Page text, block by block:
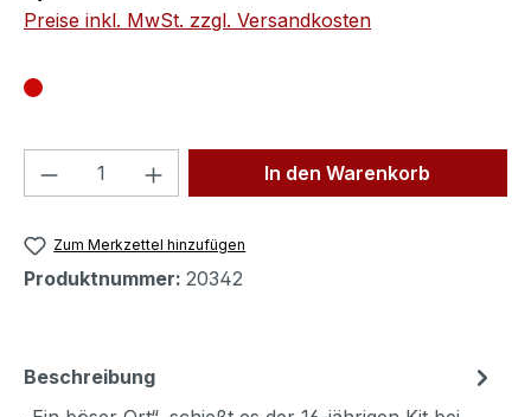
Preise inkl. MwSt. zzgl. Versandkosten
Produkt Anzahl: Gib denIn den Warenkorb
Zum Merkzettel hinzufügen
Produktnummer: 20342
Beschreibung